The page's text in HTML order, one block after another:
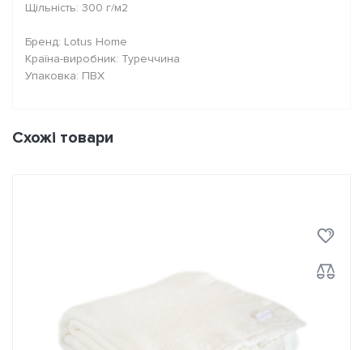
Щільність: 300 г/м2
Бренд: Lotus Home
Країна-виробник: Туреччина
Упаковка: ПВХ
Схожі товари